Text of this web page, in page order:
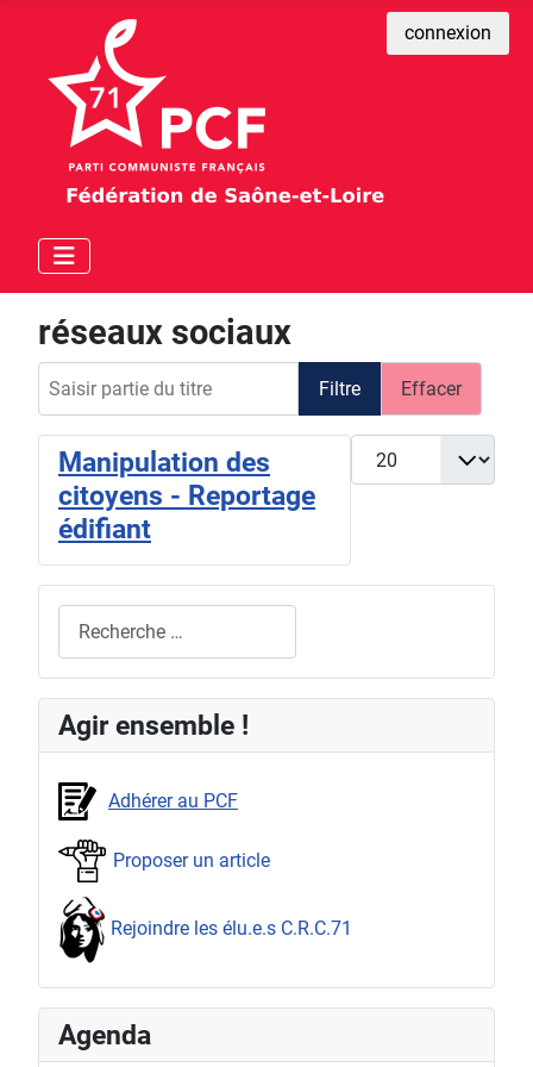
connexion
réseaux sociaux
Filtre Effacer
Afficher #
Manipulation des
citoyens - Reportage
édifiant
Agir ensemble !
Adhérer au PCF
Proposer un article
Rejoindre les élu.e.s C.R.C.71
Agenda